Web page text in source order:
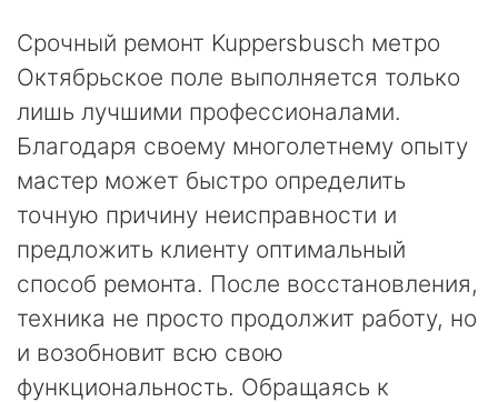
Срочный ремонт Kuppersbusch метро
Октябрьское поле выполняется только
лишь лучшими профессионалами.
Благодаря своему многолетнему опыту
мастер может быстро определить
точную причину неисправности и
предложить клиенту оптимальный
способ ремонта. После восстановления,
техника не просто продолжит работу, но
и возобновит всю свою
функциональность. Обращаясь к